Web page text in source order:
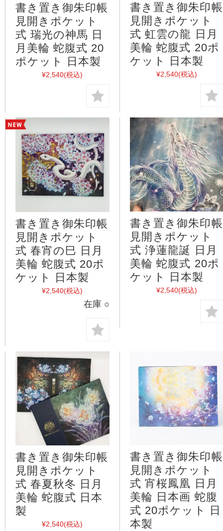
書き置き御朱印帳
見開きポケット
式 瑞光の神馬 日
月美輪 蛇腹式 20
ポケット 日本製
¥2,540(税込)
書き置き御朱印帳
見開きポケット
式 虹雲の龍 日月
美輪 蛇腹式 20ポ
ケット 日本製
¥2,540(税込)
書き置き御朱印帳
見開きポケット
式 春宵の巳 日月
美輪 蛇腹式 20ポ
ケット 日本製
¥2,540(税込)
在庫 ○
書き置き御朱印帳
見開きポケット
式 浄蓮龍誕 日月
美輪 蛇腹式 20ポ
ケット 日本製
¥2,540(税込)
書き置き御朱印帳
見開きポケット
式 春夏秋冬 日月
美輪 蛇腹式 日本
製
¥2,540(税込)
書き置き御朱印帳
見開きポケット
式 宵桜鳳凰 日月
美輪 日本画 蛇腹
式 20ポケット 日
本製